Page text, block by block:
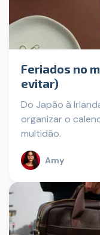
Feriados no
evitar)
Do Japão à
organizar o
multidão.
Amy